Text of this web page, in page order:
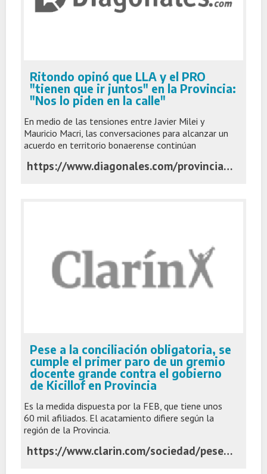
Ritondo opinó que LLA y el PRO
"tienen que ir juntos" en la Provincia:
"Nos lo piden en la calle"
En medio de las tensiones entre Javier Milei y
Mauricio Macri, las conversaciones para alcanzar un
acuerdo en territorio bonaerense continúan
https://www.diagonales.com/provincia/ritondo-opino-que-lla-y-el-pro--tienen-que-ir-juntos--en-la-provincia---nos-lo-piden-en-la-calle-_a682ca1147d603409420aac2a
Pese a la conciliación obligatoria, se
cumple el primer paro de un gremio
docente grande contra el gobierno
de Kicillof en Provincia
Es la medida dispuesta por la FEB, que tiene unos
60 mil afiliados. El acatamiento difiere según la
región de la Provincia.
https://www.clarin.com/sociedad/pese-conciliacion-obligatoria-cumple-primer-paro-gremio-docente-grande-gobierno-kicillof-provincia_0_1Wse5kYpux.html